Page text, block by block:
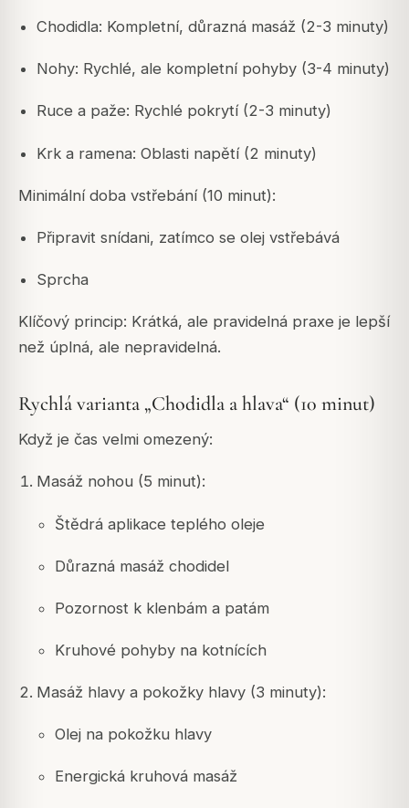
Chodidla: Kompletní, důrazná masáž (2-3 minuty)
Nohy: Rychlé, ale kompletní pohyby (3-4 minuty)
Ruce a paže: Rychlé pokrytí (2-3 minuty)
Krk a ramena: Oblasti napětí (2 minuty)
Minimální doba vstřebání (10 minut):
Připravit snídani, zatímco se olej vstřebává
Sprcha
Klíčový princip: Krátká, ale pravidelná praxe je lepší
než úplná, ale nepravidelná.
Rychlá varianta „Chodidla a hlava“ (10 minut)
Když je čas velmi omezený:
Masáž nohou (5 minut):
Štědrá aplikace teplého oleje
Důrazná masáž chodidel
Pozornost k klenbám a patám
Kruhové pohyby na kotnících
Masáž hlavy a pokožky hlavy (3 minuty):
Olej na pokožku hlavy
Energická kruhová masáž